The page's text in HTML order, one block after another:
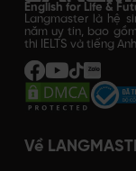
English for Life &
Langmaster là hệ
năm uy tín, bao
thi IELTS và tiếng
Về